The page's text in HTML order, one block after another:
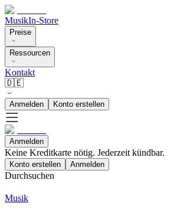
MusikIn-Store
Preise
Ressourcen
Kontakt
🇩🇪
Anmelden Konto erstellen
Anmelden
Keine Kreditkarte nötig. Jederzeit kündbar.
Konto erstellen Anmelden
Durchsuchen
Musik